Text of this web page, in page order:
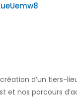
d’un tiers-
et nos parcours